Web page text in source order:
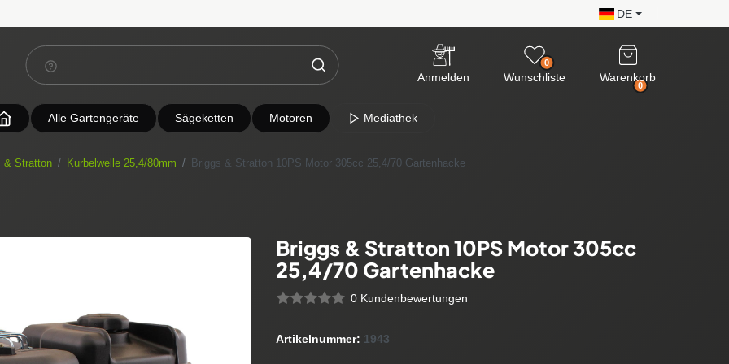
DE
Anmelden
0
Wunschliste
0
Warenkorb
Alle Gartengeräte Sägeketten Motoren Mediathek
& Stratton Kurbelwelle 25,4/80mm Briggs & Stratton 10PS Motor 305cc 25,4/70 Gartenhacke
Briggs & Stratton 10PS Motor 305cc
25,4/70 Gartenhacke
0 Kundenbewertungen
Artikelnummer: 1943